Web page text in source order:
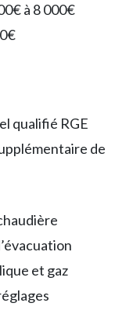
à 8 000€
qualifié RGE
de
et gaz